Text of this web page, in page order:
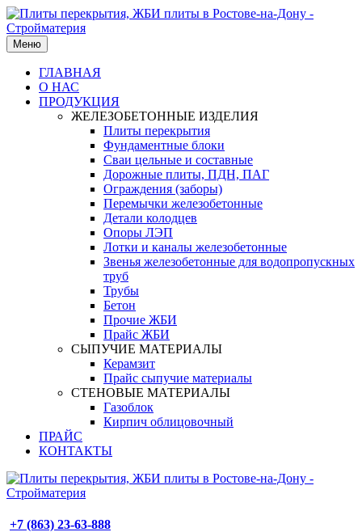
Меню
ГЛАВНАЯ
О НАС
ПРОДУКЦИЯ
ЖЕЛЕЗОБЕТОННЫЕ ИЗДЕЛИЯ
Плиты перекрытия
Фундаментные блоки
Сваи цельные и составные
Дорожные плиты, ПДН, ПАГ
Ограждения (заборы)
Перемычки железобетонные
Детали колодцев
Опоры ЛЭП
Лотки и каналы железобетонные
Звенья железобетонные для водопропускных
труб
Трубы
Бетон
Прочие ЖБИ
Прайс ЖБИ
СЫПУЧИЕ МАТЕРИАЛЫ
Керамзит
Прайс сыпучие материалы
СТЕНОВЫЕ МАТЕРИАЛЫ
Газоблок
Кирпич облицовочный
ПРАЙС
КОНТАКТЫ
+7 (863) 23-63-888